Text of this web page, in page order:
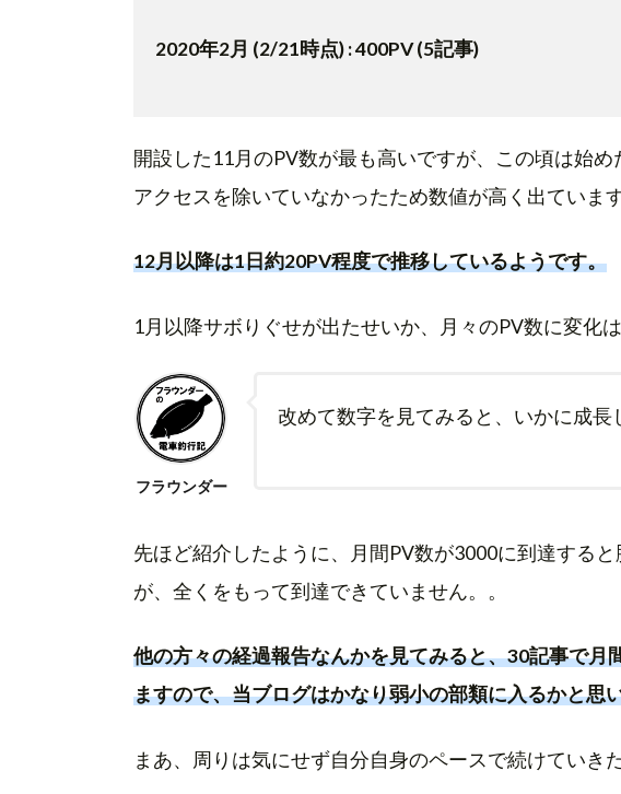
2020年2月 (2/21時点) : 400PV (5記事)
開設した11月のPV数が最も高いですが、この頃は始
アクセスを除いていなかったため数値が高く出ています
12月以降は1日約20PV程度で推移しているようです。
1月以降サボりぐせが出たせいか、月々のPV数に変化
フラウンダー
改めて数字を見てみると、いかに成長
先ほど紹介したように、月間PV数が3000に到達する
が、全くをもって到達できていません。。
他の方々の経過報告なんかを見てみると、30記事で月
ますので、当ブログはかなり弱小の部類に入るかと思
まあ、周りは気にせず自分自身のペースで続けていき